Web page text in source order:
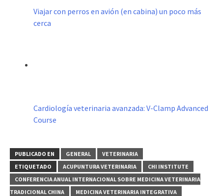
Viajar con perros en avión (en cabina) un poco más
cerca
Cardiología veterinaria avanzada: V-Clamp Advanced
Course
PUBLICADO EN GENERAL
VETERINARIA
ETIQUETADO
ACUPUNTURA VETERINARIA
CHI INSTITUTE
CONFERENCIA ANUAL INTERNACIONAL SOBRE MEDICINA VETERINARIA
TRADICIONAL CHINA
MEDICINA VETERINARIA INTEGRATIVA